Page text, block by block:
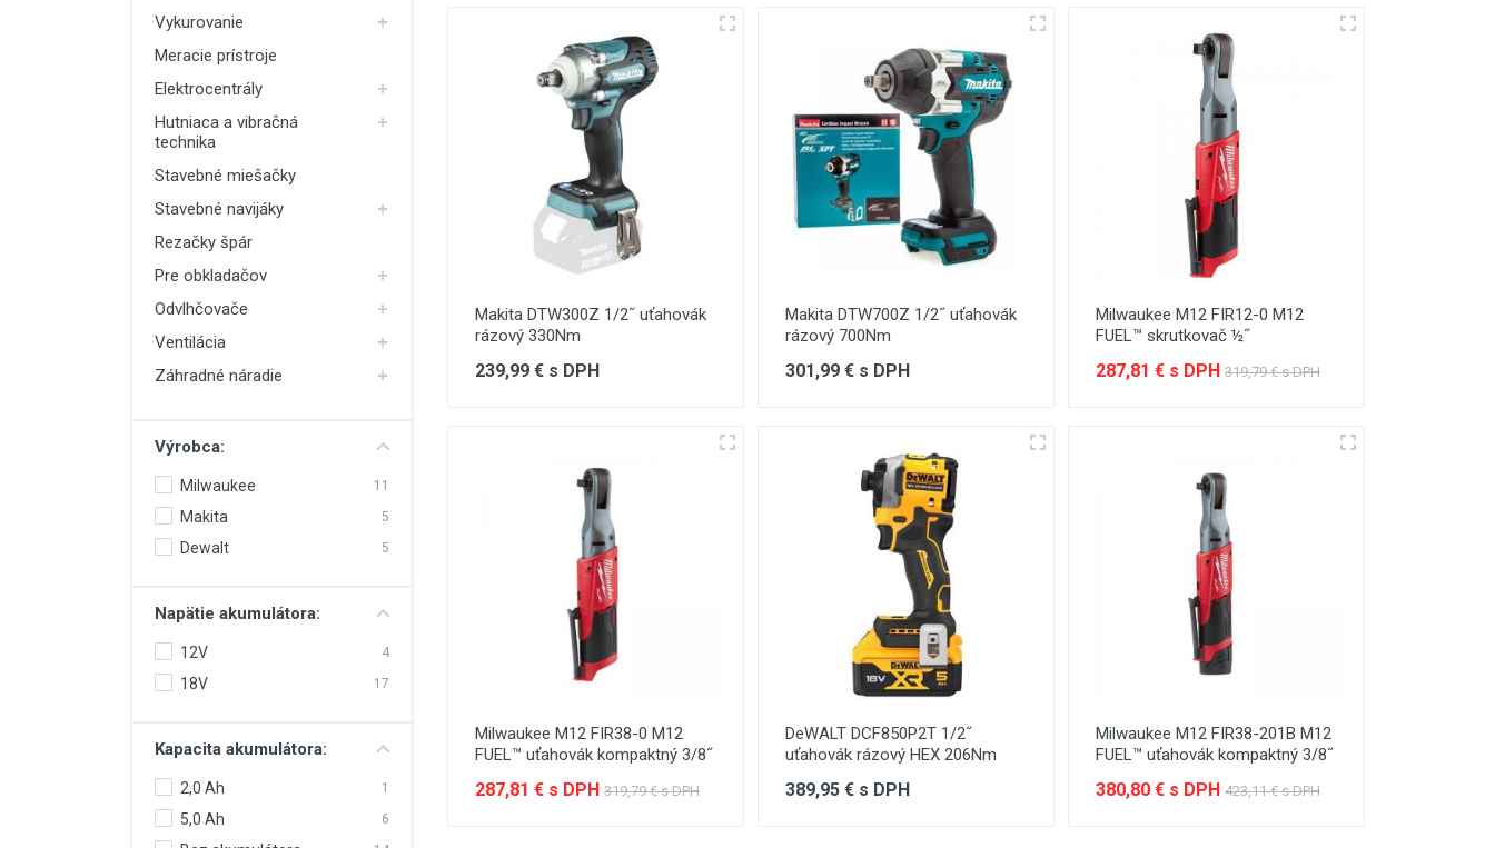
Vykurovanie
Meracie prístroje
Elektrocentrály
Hutniaca a vibračná
technika
Stavebné miešačky
Stavebné navijáky
Rezačky špár
Pre obkladačov
Odvlhčovače
Ventilácia
Záhradné náradie
Výrobca:
Milwaukee 11
Makita 5
Dewalt 5
Napätie akumulátora:
12V 4
18V 17
Kapacita akumulátora:
2,0 Ah 1
5,0 Ah 6
Makita DTW300Z 1/2˝ uťahovák
rázový 330Nm
239,99 € s DPH
Makita DTW700Z 1/2˝ uťahovák
rázový 700Nm
301,99 € s DPH
Milwaukee M12 FIR12-0 M12
FUEL™ skrutkovač ½˝
287,81 € s DPH 319,79 € s DPH
Milwaukee M12 FIR38-0 M12
FUEL™ uťahovák kompaktný 3/8˝
287,81 € s DPH 319,79 € s DPH
DeWALT DCF850P2T 1/2˝
uťahovák rázový HEX 206Nm
389,95 € s DPH
Milwaukee M12 FIR38-201B M12
FUEL™ uťahovák kompaktný 3/8˝
380,80 € s DPH 423,11 € s DPH